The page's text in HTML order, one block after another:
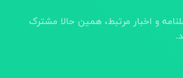
و اخبار مرتبط، همین حالا مشترک